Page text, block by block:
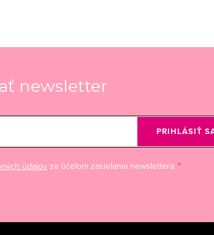
newsletter
údajovza účelom zasielania newslettera.
PRIHLÁSIŤ